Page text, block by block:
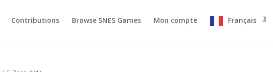
Contributions Browse SNES Games Mon compte Français